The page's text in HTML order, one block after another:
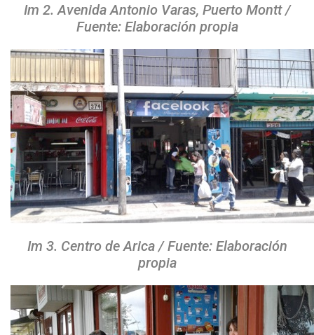
Im 2. Avenida Antonio Varas, Puerto Montt/
Fuente: Elaboración propia
Im 3. Centro de Arica / Fuente: Elaboración
propia